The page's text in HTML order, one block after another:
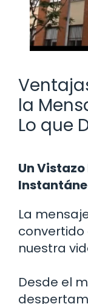
la
Lo que
Un
La
convertido
nuestra
Desde el